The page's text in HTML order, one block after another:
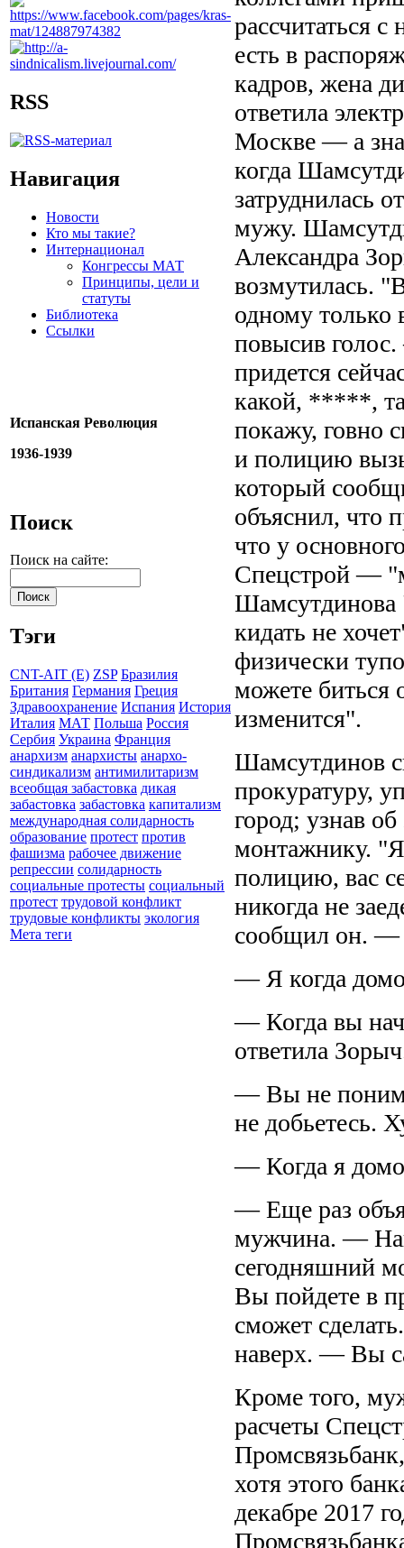
RSS
Навигация
Новости
Кто мы такие?
Интернационал
Конгрессы МАТ
Принципы, цели и
статуты
Библиотека
Ссылки
Испанская Революция
1936-1939
Поиск
Поиск на сайте:
Тэги
CNT-AIT (E) ZSP Бразилия
Британия Германия Греция
Здравоохранение Испания История
Италия МАТ Польша Россия
Сербия Украина Франция
анархизм анархисты анархо-
синдикализм антимилитаризм
всеобщая забастовка дикая
забастовка забастовка капитализм
международная солидарность
образование протест против
фашизма рабочее движение
репрессии солидарность
социальные протесты социальный
протест трудовой конфликт
трудовые конфликты экология
Мета теги
рассчитаться
есть в
кадров, жена
ответила
Москве — а
когда
затруднилась
мужу.
Александра
возмутилась.
одному только
повысив
придется
какой, *****,
покажу, говно
и полицию
который
объяснил, что
что у
Спецстрой —
Шамсутдинова
кидать не
физически
можете биться
изменится".
Шамсутдинов
прокуратуру,
город; узнав
монтажнику.
полицию, вас
никогда не
сообщил он. —
— Я когда
— Когда вы
ответила
— Вы не
не добьетесь.
— Когда я
— Еще раз
мужчина. —
сегодняшний
Вы пойдете в
сможет
наверх. — Вы
Кроме того,
расчеты
хотя этого
декабре 2017